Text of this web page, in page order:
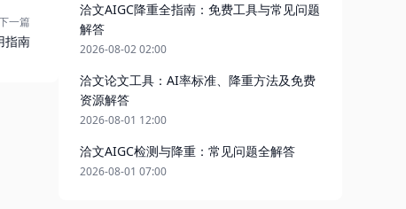
一篇
指南
洽文AIGC降重全指南：免费工具与常见问题
解答
2026-08-02 02:00
洽文论文工具：AI率标准、降重方法及免费
资源解答
2026-08-01 12:00
洽文AIGC检测与降重：常见问题全解答
2026-08-01 07:00